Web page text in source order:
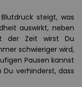
steigt, was
auswirkt, neben
der Zeit wirst Du
schwieriger wird,
Pausen kannst
verhinderst, dass